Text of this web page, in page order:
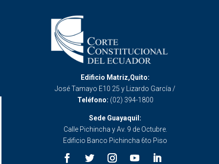
Edificio Matriz,Quito:
José Tamayo E10 25 y Lizardo García /
Teléfono: (02) 394-1800
Sede Guayaquil:
Calle Pichincha y Av. 9 de Octubre.
Edificio Banco Pichincha 6to Piso